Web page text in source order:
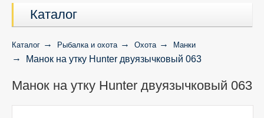
Каталог
Каталог Рыбалка и охота Охота Манки
Манок на утку Hunter двуязычковый 063
Манок на утку Hunter двуязычковый 063